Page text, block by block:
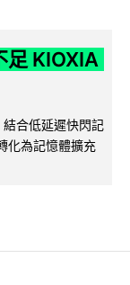
足 KIOXIA
合低延遲快閃記
化為記憶體擴充